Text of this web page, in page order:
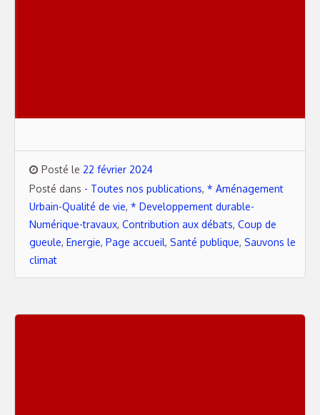
Posté le 22 février 2024
Posté dans - Toutes nos publications, * Aménagement
Urbain-Qualité de vie, * Developpement durable-
Numérique-travaux, Contribution aux débats, Coup de
gueule, Energie, Page accueil, Santé publique, Sauvons le
climat